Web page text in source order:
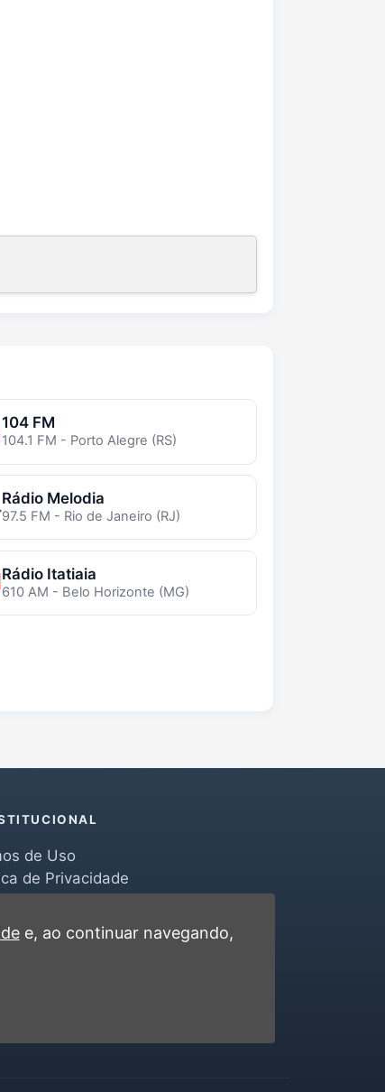
104 FM
104.1 FM - Porto Alegre (RS)
Rádio Melodia
97.5 FM - Rio de Janeiro (RJ)
Rádio Itatiaia
610 AM - Belo Horizonte (MG)
de Uso
de Privacidade
e, ao continuar navegando,